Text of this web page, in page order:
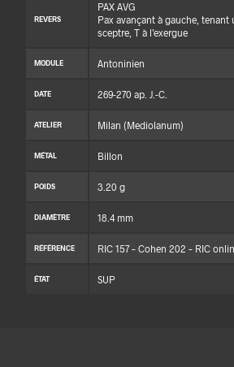
REVERS
PAX AVG
Pax avançant à gauche, tenant
sceptre, T à l’exergue
MODULE Antoninien
DATE 269-270 ap. J.-C.
ATELIER Milan (Mediolanum)
MÉTAL Billon
POIDS 3.20 g
DIAMÈTRE 18.4 mm
RÉFÉRENCE RIC 157 – Cohen 202 – RIC
ÉTAT SUP